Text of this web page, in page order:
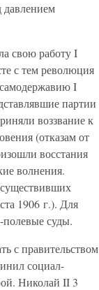
давлением
свою работу I
с тем революция
I
партии
воззвание к
(отказам от
восстания
волнения.
1906 г.). Для
полевые суды.
с правительством
социал-
Николай II 3